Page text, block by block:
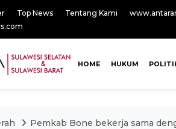
Top News Tentang Kami
HOME HUKUM
Pemkab Bone bekerja sama